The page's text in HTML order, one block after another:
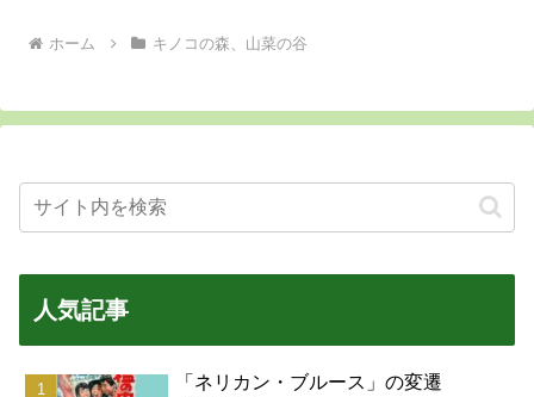
ホーム キノコの森、山菜の谷
人気記事
「ネリカン・ブルース」の変遷